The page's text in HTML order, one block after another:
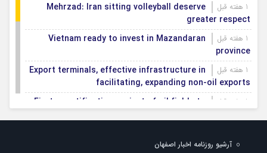
Mehrzad: Iran sitting volleyball deserve
greater respect
Vietnam ready to invest in Mazandaran
province
Export terminals, effective infrastructure in
facilitating, expanding non-oil exports
First smartification project of oil fields to
silence on US-Israeli war crimes
آرشیو روزنامه اخبار اصفهان